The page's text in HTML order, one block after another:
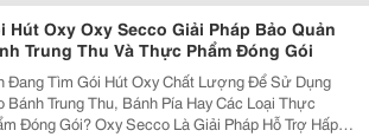
Hút Oxy Oxy Secco Giải Pháp Bảo Quản
Trung Thu Và Thực Phẩm Đóng Gói
Đang Tìm Gói Hút Oxy Chất Lượng Để Sử Dụng
Bánh Trung Thu, Bánh Pía Hay Các Loại Thực
Gói? Oxy Secco Là Giải Pháp Hỗ Trợ Hấp